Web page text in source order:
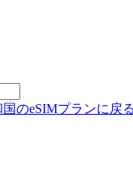
のeSIMプランに戻る